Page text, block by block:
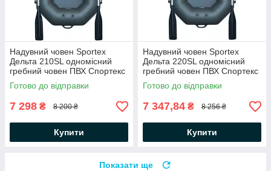
Надувний човен Sportex
Дельта 210SL одномісний
гребний човен ПВХ Спортекс
балони 34 слань-килимок
весла
Готово до відправки
7 298 ₴ 8 200 ₴
Купити
Надувний човен Sportex
Дельта 220SL одномісний
гребний човен ПВХ Спортекс
балони 34 слань-килимок
весла
Готово до відправки
7 347,84 ₴ 8 256 ₴
Купити
Показати ще